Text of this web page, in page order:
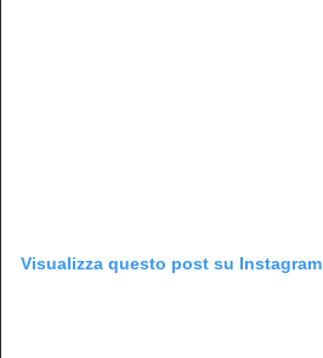
Visualizza questo post su Instagram